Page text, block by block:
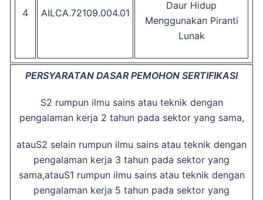
4 AILCA.72109.004.01
Daur Hidup
Menggunakan Piranti
Lunak
PERSYARATAN DASAR PEMOHON SERTIFIKASI
S2 rumpun ilmu sains atau teknik dengan
pengalaman kerja 2 tahun pada sektor yang sama,
atauS2 selain rumpun ilmu sains atau teknik dengan
pengalaman kerja 3 tahun pada sektor yang
sama,atauS1 rumpun ilmu sains atau teknik dengan
pengalaman kerja 5 tahun pada sektor yang